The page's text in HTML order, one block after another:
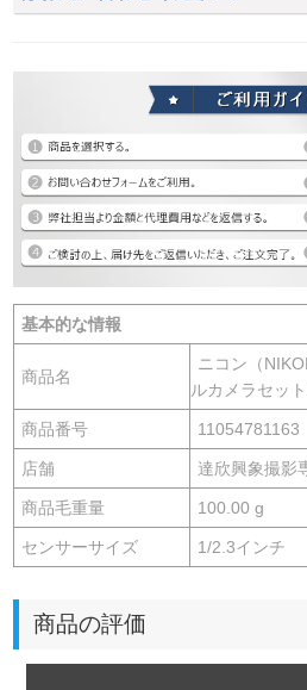
基本的な情報
商品名
ニコン（
ルカメラセッ
商品番号 11054781163
店舗 達欣興象撮影
商品毛重量 100.00 g
センサーサイズ 1/2.3インチ
商品の評価